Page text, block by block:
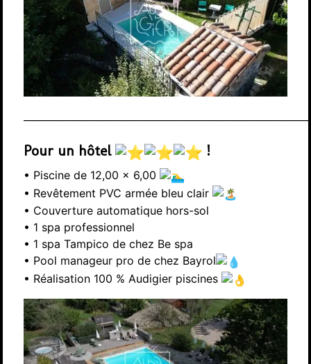
Pour un hôtel !
• Piscine de 12,00 x 6,00
• Revêtement PVC armée bleu clair
• Couverture automatique hors-sol
• 1 spa professionnel
• 1 spa Tampico de chez Be spa
• Pool manageur pro de chez Bayrol
• Réalisation 100 % Audigier piscines